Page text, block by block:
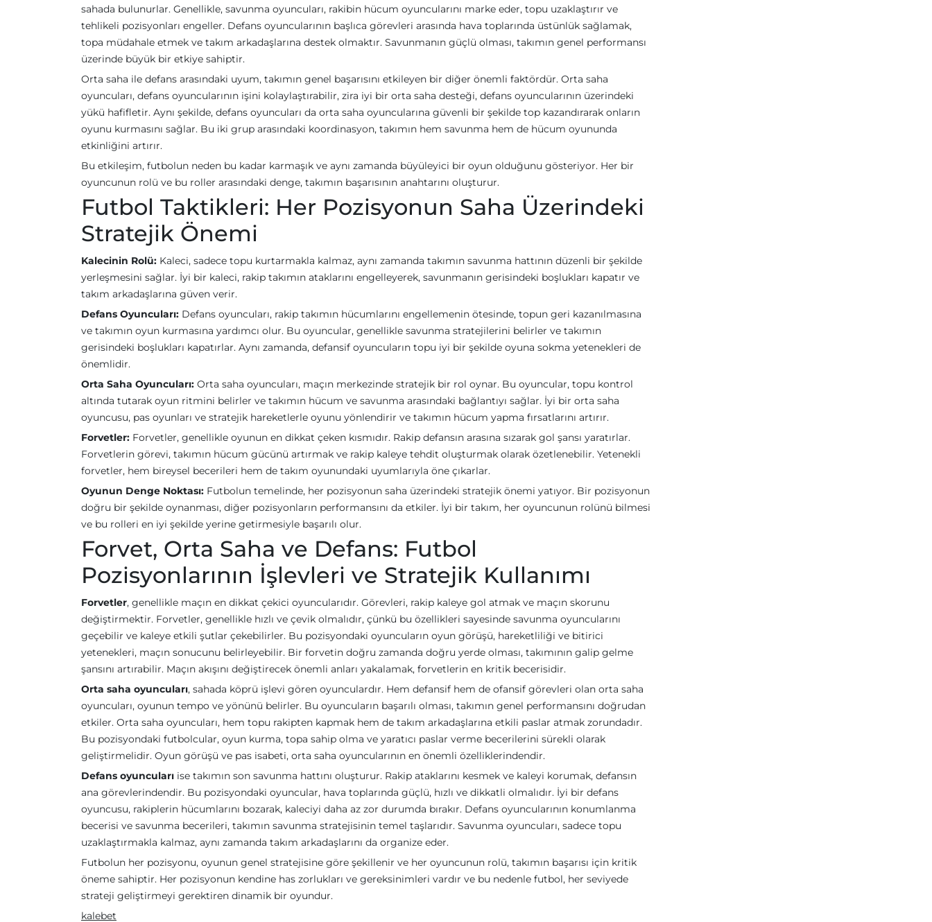
sahada bulunurlar. Genellikle, savunma oyuncuları, rakibin hücum oyuncularını marke eder, topu uzaklaştırır ve
tehlikeli pozisyonları engeller. Defans oyuncularının başlıca görevleri arasında hava toplarında üstünlük sağlamak,
topa müdahale etmek ve takım arkadaşlarına destek olmaktır. Savunmanın güçlü olması, takımın genel performansı
üzerinde büyük bir etkiye sahiptir.
Orta saha ile defans arasındaki uyum, takımın genel başarısını etkileyen bir diğer önemli faktördür. Orta saha
oyuncuları, defans oyuncularının işini kolaylaştırabilir, zira iyi bir orta saha desteği, defans oyuncularının üzerindeki
yükü hafifletir. Aynı şekilde, defans oyuncuları da orta saha oyuncularına güvenli bir şekilde top kazandırarak onların
oyunu kurmasını sağlar. Bu iki grup arasındaki koordinasyon, takımın hem savunma hem de hücum oyununda
etkinliğini artırır.
Bu etkileşim, futbolun neden bu kadar karmaşık ve aynı zamanda büyüleyici bir oyun olduğunu gösteriyor. Her bir
oyuncunun rolü ve bu roller arasındaki denge, takımın başarısının anahtarını oluşturur.
Futbol Taktikleri: Her Pozisyonun Saha Üzerindeki
Stratejik Önemi
Kalecinin Rolü: Kaleci, sadece topu kurtarmakla kalmaz, aynı zamanda takımın savunma hattının düzenli bir şekilde
yerleşmesini sağlar. İyi bir kaleci, rakip takımın ataklarını engelleyerek, savunmanın gerisindeki boşlukları kapatır ve
takım arkadaşlarına güven verir.
Defans Oyuncuları: Defans oyuncuları, rakip takımın hücumlarını engellemenin ötesinde, topun geri kazanılmasına
ve takımın oyun kurmasına yardımcı olur. Bu oyuncular, genellikle savunma stratejilerini belirler ve takımın
gerisindeki boşlukları kapatırlar. Aynı zamanda, defansif oyuncuların topu iyi bir şekilde oyuna sokma yetenekleri de
önemlidir.
Orta Saha Oyuncuları: Orta saha oyuncuları, maçın merkezinde stratejik bir rol oynar. Bu oyuncular, topu kontrol
altında tutarak oyun ritmini belirler ve takımın hücum ve savunma arasındaki bağlantıyı sağlar. İyi bir orta saha
oyuncusu, pas oyunları ve stratejik hareketlerle oyunu yönlendirir ve takımın hücum yapma fırsatlarını artırır.
Forvetler: Forvetler, genellikle oyunun en dikkat çeken kısmıdır. Rakip defansın arasına sızarak gol şansı yaratırlar.
Forvetlerin görevi, takımın hücum gücünü artırmak ve rakip kaleye tehdit oluşturmak olarak özetlenebilir. Yetenekli
forvetler, hem bireysel becerileri hem de takım oyunundaki uyumlarıyla öne çıkarlar.
Oyunun Denge Noktası: Futbolun temelinde, her pozisyonun saha üzerindeki stratejik önemi yatıyor. Bir pozisyonun
doğru bir şekilde oynanması, diğer pozisyonların performansını da etkiler. İyi bir takım, her oyuncunun rolünü bilmesi
ve bu rolleri en iyi şekilde yerine getirmesiyle başarılı olur.
Forvet, Orta Saha ve Defans: Futbol
Pozisyonlarının İşlevleri ve Stratejik Kullanımı
Forvetler, genellikle maçın en dikkat çekici oyuncularıdır. Görevleri, rakip kaleye gol atmak ve maçın skorunu
değiştirmektir. Forvetler, genellikle hızlı ve çevik olmalıdır, çünkü bu özellikleri sayesinde savunma oyuncularını
geçebilir ve kaleye etkili şutlar çekebilirler. Bu pozisyondaki oyuncuların oyun görüşü, hareketliliği ve bitirici
yetenekleri, maçın sonucunu belirleyebilir. Bir forvetin doğru zamanda doğru yerde olması, takımının galip gelme
şansını artırabilir. Maçın akışını değiştirecek önemli anları yakalamak, forvetlerin en kritik becerisidir.
Orta saha oyuncuları, sahada köprü işlevi gören oyunculardır. Hem defansif hem de ofansif görevleri olan orta saha
oyuncuları, oyunun tempo ve yönünü belirler. Bu oyuncuların başarılı olması, takımın genel performansını doğrudan
etkiler. Orta saha oyuncuları, hem topu rakipten kapmak hem de takım arkadaşlarına etkili paslar atmak zorundadır.
Bu pozisyondaki futbolcular, oyun kurma, topa sahip olma ve yaratıcı paslar verme becerilerini sürekli olarak
geliştirmelidir. Oyun görüşü ve pas isabeti, orta saha oyuncularının en önemli özelliklerindendir.
Defans oyuncuları ise takımın son savunma hattını oluşturur. Rakip ataklarını kesmek ve kaleyi korumak, defansın
ana görevlerindendir. Bu pozisyondaki oyuncular, hava toplarında güçlü, hızlı ve dikkatli olmalıdır. İyi bir defans
oyuncusu, rakiplerin hücumlarını bozarak, kaleciyi daha az zor durumda bırakır. Defans oyuncularının konumlanma
becerisi ve savunma becerileri, takımın savunma stratejisinin temel taşlarıdır. Savunma oyuncuları, sadece topu
uzaklaştırmakla kalmaz, aynı zamanda takım arkadaşlarını da organize eder.
Futbolun her pozisyonu, oyunun genel stratejisine göre şekillenir ve her oyuncunun rolü, takımın başarısı için kritik
öneme sahiptir. Her pozisyonun kendine has zorlukları ve gereksinimleri vardır ve bu nedenle futbol, her seviyede
strateji geliştirmeyi gerektiren dinamik bir oyundur.
kalebet